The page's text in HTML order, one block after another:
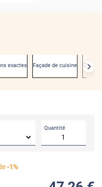
exactes Façade de cuisine
Quantité
-1%